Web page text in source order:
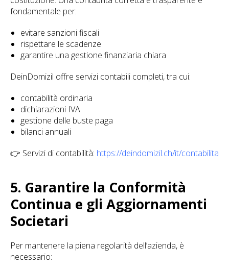
fondamentale per:
evitare sanzioni fiscali
rispettare le scadenze
garantire una gestione finanziaria chiara
DeinDomizil offre servizi contabili completi, tra cui:
contabilità ordinaria
dichiarazioni IVA
gestione delle buste paga
bilanci annuali
👉 Servizi di contabilità: https://deindomizil.ch/it/contabilita
5. Garantire la Conformità
Continua e gli Aggiornamenti
Societari
Per mantenere la piena regolarità dell’azienda, è
necessario: